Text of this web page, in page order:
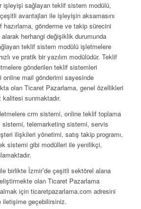
işleyişi sağlayan teklif sistem modülü,
avantajları ile işleyişin aksamasını
hazırlama, gönderme ve takip sürecini
alarak herhangi değişiklik durumunda
teklif sistem modülü işletmelere
ve pratik bir yazılım modülüdür. Teklif
gönderilen teklif sistemleri
online mail gönderimi sayesinde
olan Ticaret Pazarlama, genel özellikleri
sunmaktadır.
crm sistemi, online teklif toplama
sistemi, telemarketing sistemi, servis
ilişkileri yönetimi, satış takip programı,
sistemi gibi modülleri ile yenilikçi,
birlikte İzmir’de çeşitli sektörel alana
olan Ticaret Pazarlama
için ticaretpazarlama.com adresini
geçebilirsiniz.